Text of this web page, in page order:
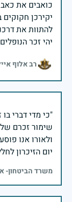
כואבים את
יקירכן
יהי זכר
רב אלוף
שימור זכרם של
יום הזיכרון
משרד הביטחון-